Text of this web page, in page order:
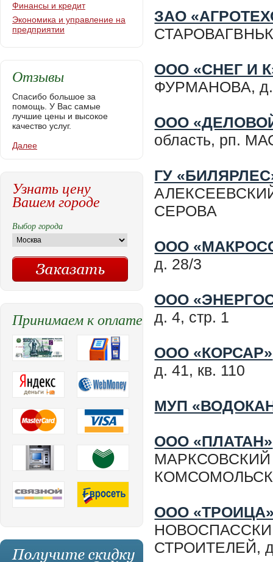
ЗАО
ООО «СНЕГ И
ФУРМАНОВА, д.
ООО
область, рп.
ГУ
СЕРОВА
ООО
д. 28/3
ООО
д. 4, стр. 1
ООО «КОРСАР»
д. 41, кв. 110
МУП
ООО «ПЛАТАН»
МАРКСОВСКИЙ
ООО
СТРОИТЕЛЕЙ,
Финансы и кредит
Экономика и управление на
предприятии
Отзывы
Спасибо большое за
помощь. У Вас самые
лучшие цены и высокое
качество услуг.
Далее
Узнать цену
Вашем городе
Выбор города
Принимаем к оплате